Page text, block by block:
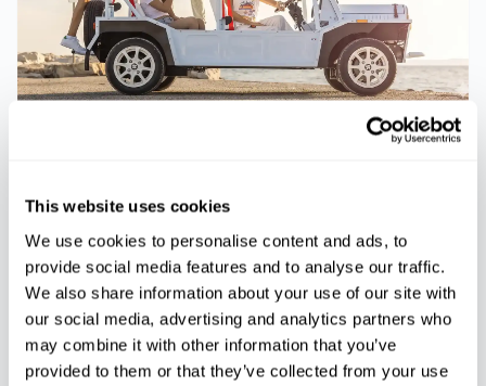
This website uses cookies
We use cookies to personalise content and ads, to
provide social media features and to analyse our traffic.
We also share information about your use of our site with
our social media, advertising and analytics partners who
may combine it with other information that you’ve
provided to them or that they’ve collected from your use
Paguera
99 €